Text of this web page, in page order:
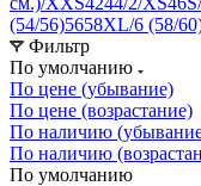
(54/56)5658XL/6 (58/
Фильтр
По умолчанию
По цене (убывание)
По цене (возрастание)
По наличию
По наличию
По умолчанию